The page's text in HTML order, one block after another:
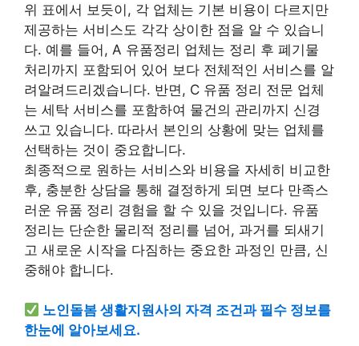
위 표에서 보듯이, 각 업체는 기본 비용이 다르지만
제공하는 서비스도 각각 상이한 점을 알 수 있습니
다. 예를 들어, A 유품정리 업체는 정리 후 폐기물
처리까지 포함되어 있어 보다 전체적인 서비스를 알
려알려드리겠습니다. 반면, C 유품 정리 전문 업체
는 세탁 서비스를 포함하여 물건의 관리까지 신경
쓰고 있습니다. 따라서 본인의 상황에 맞는 업체를
선택하는 것이 중요합니다.
최종적으로 원하는 서비스와 비용을 자세히 비교한
후, 충분한 상담을 통해 결정하게 되면 보다 만족스
러운 유품 정리 경험을 할 수 있을 것입니다. 유품
정리는 단순한 물리적 정리를 넘어, 과거를 되새기
고 새로운 시작을 다짐하는 중요한 과정인 만큼, 신
중해야 합니다.
노인돌봄 생활지원사의 자격 조건과 필수 정보를
한눈에 알아보세요.